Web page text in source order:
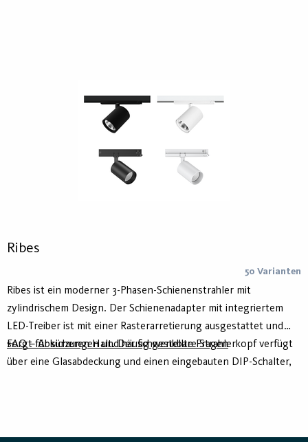
Ribes
50 Varianten
Ribes ist ein moderner 3-Phasen-Schienenstrahler mit
zylindrischem Design. Der Schienenadapter mit integriertem
LED-Treiber ist mit einer Rasterarretierung ausgestattet und
sorgt für sicheren Halt. Der schwenkbare Strahlerkopf verfügt
über eine Glasabdeckung und einen eingebauten DIP-Schalter,
FAQ – Abkürzungen und häufig gestellte Fragen